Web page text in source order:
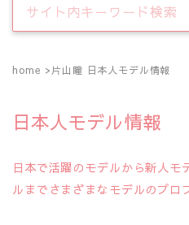
home 片山瞳 日本人モデル情報
日本人モデル情報
日本で活躍のモデルから新人
ルまでさまざまなモデルのプロ